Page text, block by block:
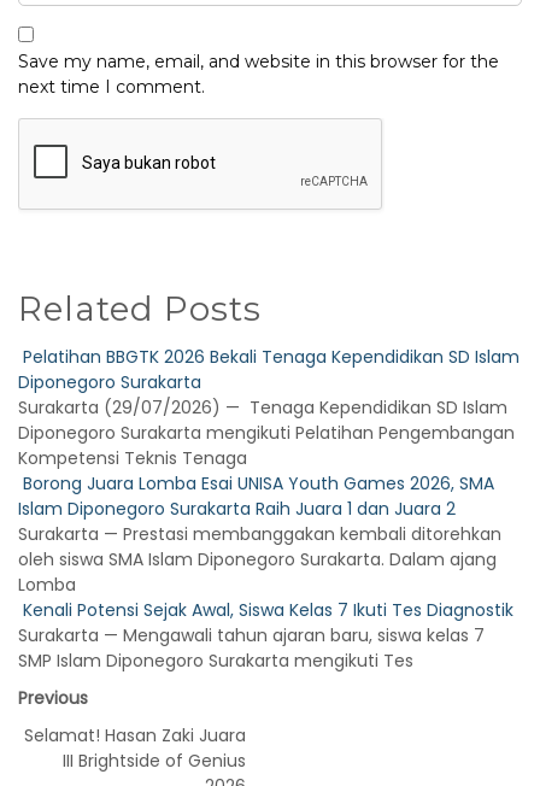
Save my name, email, and website in this browser for the
next time I comment.
Related Posts
Pelatihan BBGTK 2026 Bekali Tenaga Kependidikan SD Islam
Diponegoro Surakarta
Surakarta (29/07/2026) — Tenaga Kependidikan SD Islam
Diponegoro Surakarta mengikuti Pelatihan Pengembangan
Kompetensi Teknis Tenaga
Borong Juara Lomba Esai UNISA Youth Games 2026, SMA
Islam Diponegoro Surakarta Raih Juara 1 dan Juara 2
Surakarta — Prestasi membanggakan kembali ditorehkan
oleh siswa SMA Islam Diponegoro Surakarta. Dalam ajang
Lomba
Kenali Potensi Sejak Awal, Siswa Kelas 7 Ikuti Tes Diagnostik
Surakarta — Mengawali tahun ajaran baru, siswa kelas 7
SMP Islam Diponegoro Surakarta mengikuti Tes
Previous
Selamat! Hasan Zaki Juara
III Brightside of Genius